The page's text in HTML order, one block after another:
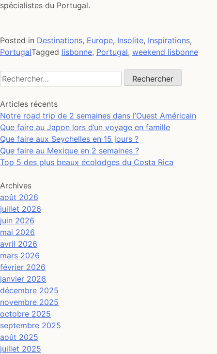
spécialistes du Portugal.
Posted in Destinations, Europe, Insolite, Inspirations,
PortugalTagged lisbonne, Portugal, weekend lisbonne
Rechercher :
Articles récents
Notre road trip de 2 semaines dans l’Ouest Américain
Que faire au Japon lors d’un voyage en famille
Que faire aux Seychelles en 15 jours ?
Que faire au Mexique en 2 semaines ?
Top 5 des plus beaux écolodges du Costa Rica
Archives
août 2026
juillet 2026
juin 2026
mai 2026
avril 2026
mars 2026
février 2026
janvier 2026
décembre 2025
novembre 2025
octobre 2025
septembre 2025
août 2025
juillet 2025